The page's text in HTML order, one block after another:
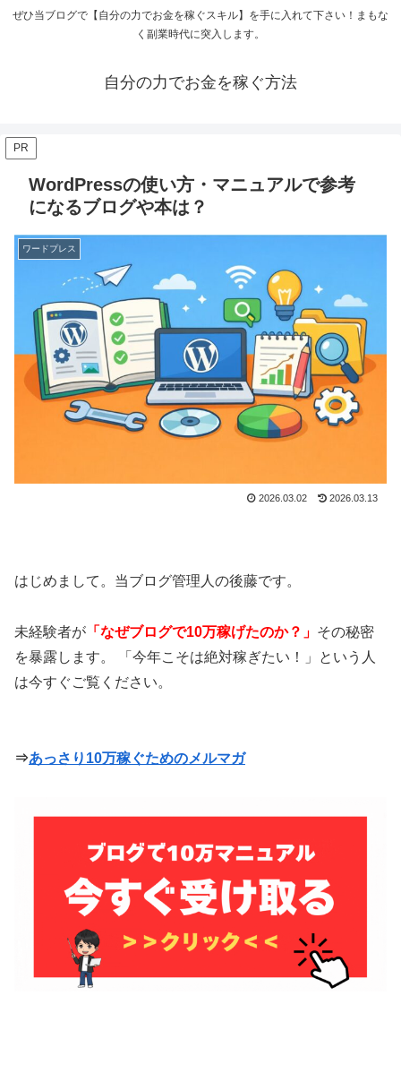
ぜひ当ブログで【自分の力でお金を稼ぐスキル】を手に入れて下さい！まもな
く副業時代に突入します。
自分の力でお金を稼ぐ方法
PR
WordPressの使い方・マニュアルで参考
になるブログや本は？
ワードプレス
2026.03.02 2026.03.13
はじめまして。当ブログ管理人の後藤です。
未経験者が 「なぜブログで10万稼げたのか？」 その秘密
を暴露します。 「今年こそは絶対稼ぎたい！」という人
は今すぐご覧ください。
⇒あっさり10万稼ぐためのメルマガ